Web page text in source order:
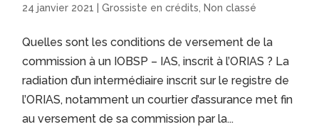
24 janvier 2021 |Grossiste en crédits, Non classé
Quelles sont les conditions de versement de la
commission à un IOBSP – IAS, inscrit à l’ORIAS ? La
radiation d’un intermédiaire inscrit sur le registre de
l’ORIAS, notamment un courtier d’assurance met fin
au versement de sa commission par la...